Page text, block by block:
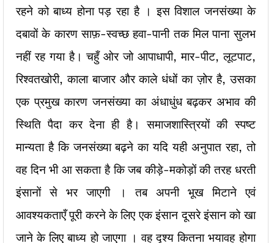
रहने को बाध्य होना पड़ रहा है । इस विशाल जनसंख्या के
दबावों के कारण साफ़-स्वच्छ हवा-पानी तक मिल पाना सुलभ
नहीं रह गया है। चहुँ ओर जो आपाधापी, मार-पीट, लूटपाट,
रिश्वतखोरी, काला बाजार और काले धंधों का ज़ोर है, उसका
एक प्रमुख कारण जनसंख्या का अंधाधुंध बढ़कर अभाव की
स्थिति पैदा कर देना ही है। समाजशास्त्रियों की स्पष्ट
मान्यता है कि जनसंख्या बढ़ने का यदि यही अनुपात रहा, तो
वह दिन भी आ सकता है कि जब कीड़े-मकोड़ों की तरह धरती
इंसानों से भर जाएगी । तब अपनी भूख मिटाने एवं
आवश्यकताएँ पूरी करने के लिए एक इंसान दूसरे इंसान को खा
जाने के लिए बाध्य हो जाएगा । वह दृश्य कितना भयावह होगा